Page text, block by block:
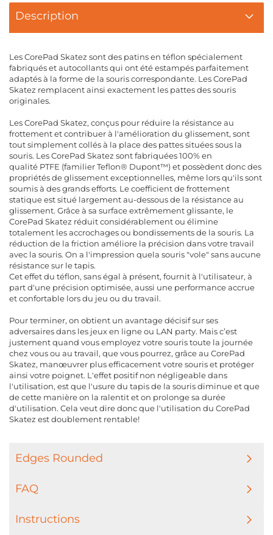
Description
Les CorePad Skatez sont des patins en téflon spécialement
fabriqués et autocollants qui ont été estampés parfaitement
adaptés à la forme de la souris correspondante. Les CorePad
Skatez remplacent ainsi exactement les pattes des souris
originales.
Les CorePad Skatez, conçus pour réduire la résistance au
frottement et contribuer à l'amélioration du glissement, sont
tout simplement collés à la place des pattes situées sous la
souris. Les CorePad Skatez sont fabriquées 100% en
qualité PTFE (familier Teflon® Dupont™) et possèdent donc des
propriétés de glissement exceptionnelles, même lors qu'ils sont
soumis à des grands efforts. Le coefficient de frottement
statique est situé largement au-dessous de la résistance au
glissement. Grâce à sa surface extrêmement glissante, le
CorePad Skatez réduit considérablement ou élimine
totalement les accrochages ou bondissements de la souris. La
réduction de la friction améliore la précision dans votre travail
avec la souris. On a l'impression quela souris "vole" sans aucune
résistance sur le tapis.
Cet effet du téflon, sans égal à présent, fournit à l'utilisateur, à
part d'une précision optimisée, aussi une performance accrue
et confortable lors du jeu ou du travail.
Pour terminer, on obtient un avantage décisif sur ses
adversaires dans les jeux en ligne ou LAN party. Mais c’est
justement quand vous employez votre souris toute la journée
chez vous ou au travail, que vous pourrez, grâce au CorePad
Skatez, manœuvrer plus efficacement votre souris et protéger
ainsi votre poignet. L'effet positif non négligeable dans
l'utilisation, est que l'usure du tapis de la souris diminue et que
de cette manière on la ralentit et on prolonge sa durée
d'utilisation. Cela veut dire donc que l'utilisation du CorePad
Skatez est doublement rentable!
Edges Rounded
FAQ
Instructions